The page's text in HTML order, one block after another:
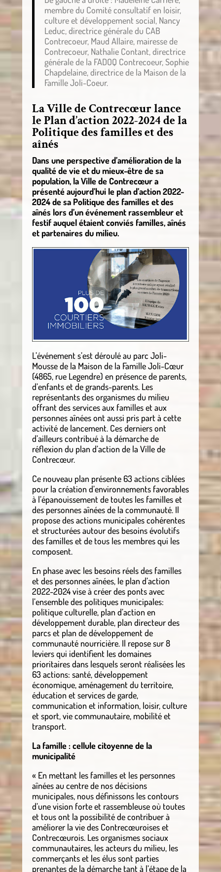
membre du Comité consultatif en loisir,
culture et développement social, Nancy
Leduc, directrice générale du CAB
Contrecoeur, Maud Allaire, mairesse de
Contrecoeur, Nathalie Contant, directrice
générale de la FADOQ Contrecoeur, Sophie
Chapdelaine, directrice de la Maison de la
Famille Joli-Coeur.
La Ville de Contrecœur lance
le Plan d’action 2022-2024 de la
Politique des familles et des
aînés
Dans une perspective d’amélioration de la
qualité de vie et du mieux-être de sa
population, la Ville de Contrecœur a
présenté aujourd’hui le plan d’action 2022-
2024 de sa Politique des familles et des
aînés lors d’un événement rassembleur et
festif auquel étaient conviés familles, aînés
et partenaires du milieu.
L’événement s’est déroulé au parc Joli-
Mousse de la Maison de la Famille Joli-Cœur
(4865, rue Legendre) en présence de parents,
d’enfants et de grands-parents. Les
représentants des organismes du milieu
offrant des services aux familles et aux
personnes aînées ont aussi pris part à cette
activité de lancement. Ces derniers ont
d’ailleurs contribué à la démarche de
réflexion du plan d’action de la Ville de
Contrecœur.
Ce nouveau plan présente 63 actions ciblées
pour la création d’environnements favorables
à l’épanouissement de toutes les familles et
des personnes aînées de la communauté. Il
propose des actions municipales cohérentes
et structurées autour des besoins évolutifs
des familles et de tous les membres qui les
composent.
En phase avec les besoins réels des familles
et des personnes aînées, le plan d’action
2022-2024 vise à créer des ponts avec
l’ensemble des politiques municipales:
politique culturelle, plan d’action en
développement durable, plan directeur des
parcs et plan de développement de
communauté nourricière. Il repose sur 8
leviers qui identifient les domaines
prioritaires dans lesquels seront réalisées les
63 actions: santé, développement
économique, aménagement du territoire,
éducation et services de garde,
communication et information, loisir, culture
et sport, vie communautaire, mobilité et
transport.
La famille : cellule citoyenne de la
municipalité
« En mettant les familles et les personnes
aînées au centre de nos décisions
municipales, nous définissons les contours
d’une vision forte et rassembleuse où toutes
et tous ont la possibilité de contribuer à
améliorer la vie des Contrecœuroises et
Contrecœurois. Les organismes sociaux
communautaires, les acteurs du milieu, les
commerçants et les élus sont parties
prenantes de la démarche tant à l’étape de la